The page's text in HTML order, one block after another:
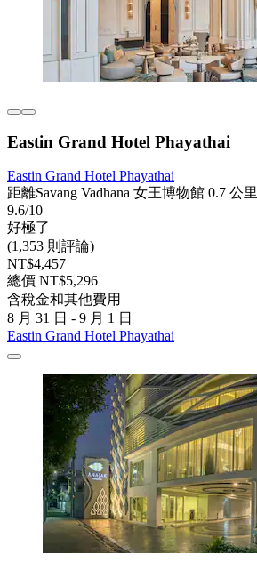
Eastin Grand Hotel Phayathai
Eastin Grand Hotel Phayathai
距離Savang Vadhana 女王博物館 0.7 公里
9.6/10
好極了
(1,353 則評論)
NT$4,457
總價 NT$5,296
含稅金和其他費用
8 月 31 日 - 9 月 1 日
Eastin Grand Hotel Phayathai